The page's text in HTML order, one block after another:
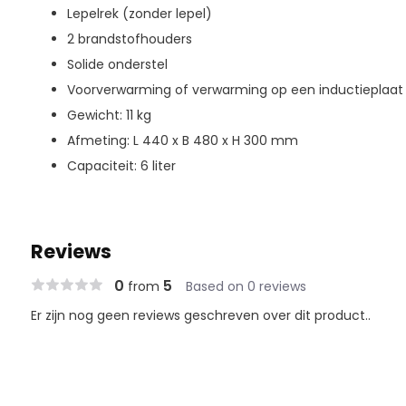
Lepelrek (zonder lepel)
2 brandstofhouders
Solide onderstel
Voorverwarming of verwarming op een inductieplaat
Gewicht: 11 kg
Afmeting: L 440 x B 480 x H 300 mm
Capaciteit: 6 liter
Reviews
0 from 5
Based on 0 reviews
Er zijn nog geen reviews geschreven over dit product..